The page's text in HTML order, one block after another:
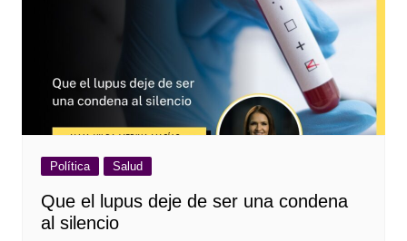
Política Salud
Que el lupus deje de ser una condena
al silencio